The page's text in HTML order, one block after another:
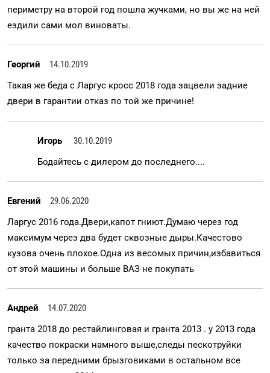
периметру на второй год пошла жучками, но вы же на ней
ездили сами мол виноваты.
Георгий
14.10.2019
Такая же беда с Ларгус кросс 2018 года зацвели задние
двери в гарантии отказ по той же причине!
Игорь
30.10.2019
Бодайтесь с дилером до последнего....
Евгений
29.06.2020
Ларгус 2016 года.Двери,капот гниют.Думаю через год
максимум через два будет сквозные дыры.Качестово
кузова очень плохое.Одна из весомых причин,избавиться
от этой машины и больше ВАЗ не покупать
Андрей
14.07.2020
гранта 2018 до рестайлинговая и гранта 2013 . у 2013 года
качество покраски намного выше,следы пескотруйки
только за передними брызговиками в остальном все